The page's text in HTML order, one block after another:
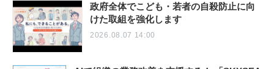
政府全体でこども・若者の自殺防止に向
けた取組を強化します
2026.08.07 14:00